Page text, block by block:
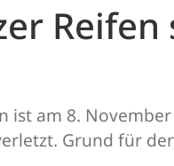
ist am 8.
Grund für